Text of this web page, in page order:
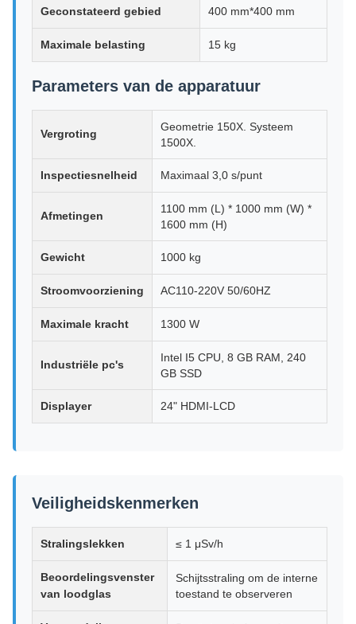
Geconstateerd gebied 400 mm*400 mm
Maximale belasting 15 kg
Parameters van de apparatuur
Vergroting
Geometrie 150X. Systeem
1500X.
Inspectiesnelheid Maximaal 3,0 s/punt
Afmetingen
1100 mm (L) * 1000 mm (W) *
1600 mm (H)
Gewicht 1000 kg
Stroomvoorziening AC110-220V 50/60HZ
Maximale kracht 1300 W
Industriële pc's
Intel I5 CPU, 8 GB RAM, 240
GB SSD
Displayer 24" HDMI-LCD
Veiligheidskenmerken
Stralingslekken ≤ 1 μSv/h
Beoordelingsvenster
van loodglas
Schijtsstraling om de interne
toestand te observeren